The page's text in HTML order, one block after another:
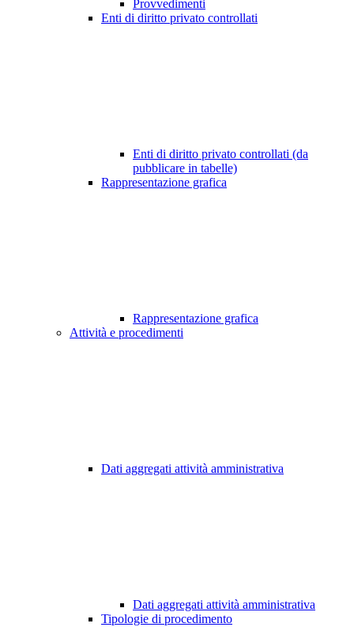
Provvedimenti
Enti di diritto privato controllati
Enti di diritto privato controllati (da
pubblicare in tabelle)
Rappresentazione grafica
Rappresentazione grafica
Attività e procedimenti
Dati aggregati attività amministrativa
Dati aggregati attività amministrativa
Tipologie di procedimento